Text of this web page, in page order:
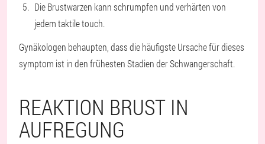
Die Brustwarzen kann schrumpfen und verhärten von
jedem taktile touch.
Gynäkologen behaupten, dass die häufigste Ursache für dieses
symptom ist in den frühesten Stadien der Schwangerschaft.
REAKTION BRUST IN
AUFREGUNG